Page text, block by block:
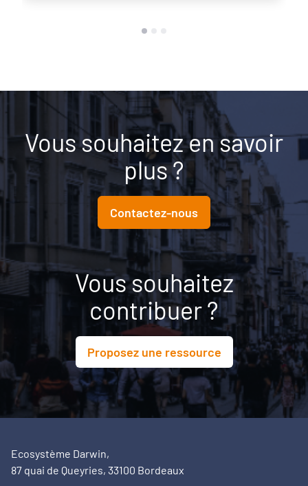
Vous souhaitez en savoir
plus ?
Contactez-nous
Vous souhaitez
contribuer ?
Proposez une ressource
Ecosystème Darwin,
87 quai de Queyries, 33100 Bordeaux